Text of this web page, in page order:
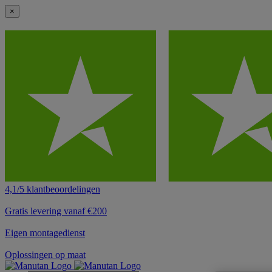
×
4,1/5 klantbeoordelingen
Gratis levering vanaf €200
Eigen montagedienst
Oplossingen op maat